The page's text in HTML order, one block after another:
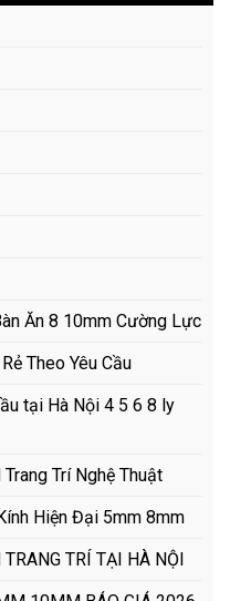
Ăn 8 10mm Cường Lực
Theo Yêu Cầu
tại Hà Nội 4 5 6 8 ly
Trí Nghệ Thuật
Hiện Đại 5mm 8mm
TRÍ TẠI HÀ NỘI